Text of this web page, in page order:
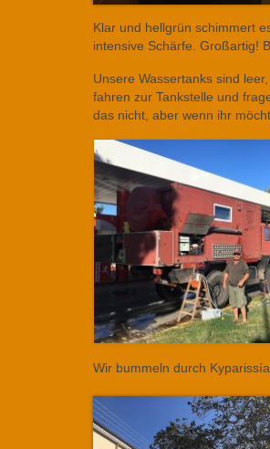
Klar und hellgrün schimmert
intensive Schärfe. Großartig!
Unsere Wassertanks sind
fahren zur Tankstelle und
das nicht, aber wenn ihr
Wir bummeln durch